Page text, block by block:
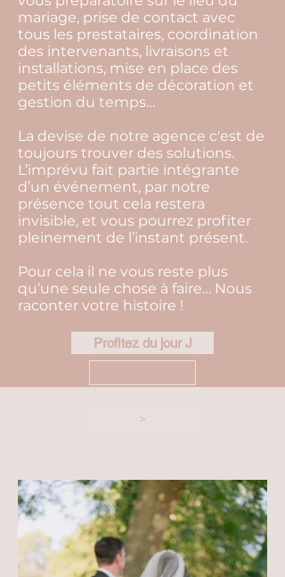
mariage, prise de contact avec
tous les prestataires, coordination
des intervenants, livraisons et
installations, mise en place des
petits éléments de décoration et
gestion du temps…
La devise de notre agence c'est de
toujours trouver des solutions.
L’imprévu fait partie intégrante
d’un événement, par notre
présence tout cela restera
invisible, et vous pourrez profiter
pleinement de l’instant présent.
Pour cela il ne vous reste plus
qu’une seule chose à faire… Nous
raconter votre histoire !
Profitez du jour J
>